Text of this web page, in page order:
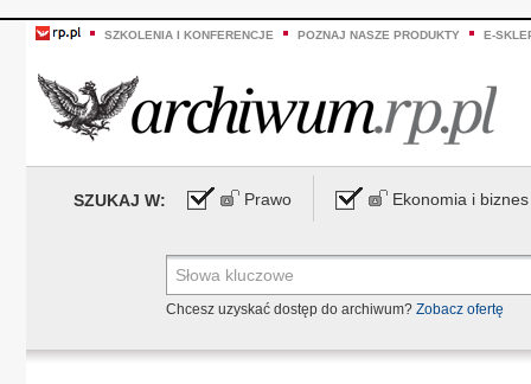
SZKOLENIA I KONFERENCJE POZNAJ NASZE PRODUKTY E-
SZUKAJ W: Prawo Ekonomia i biznes
Chcesz uzyskać dostęp do archiwum? Zobacz ofertę